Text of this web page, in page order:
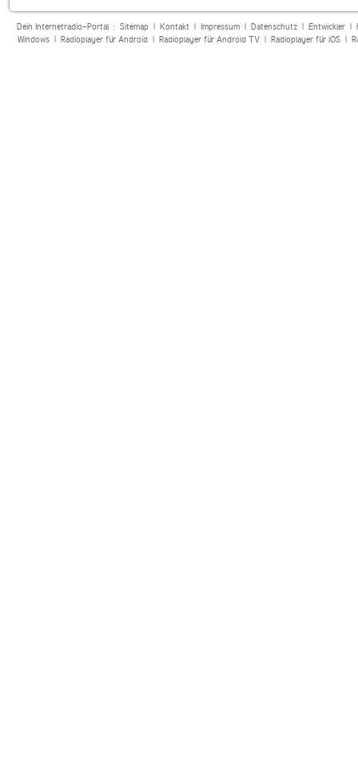
Dein Internetradio-Portal : Sitemap| Kontakt| Impressum| Datenschutz| Entwickler|
Windows| Radioplayer für Android| Radioplayer für Android TV| Radioplayer für iOS|